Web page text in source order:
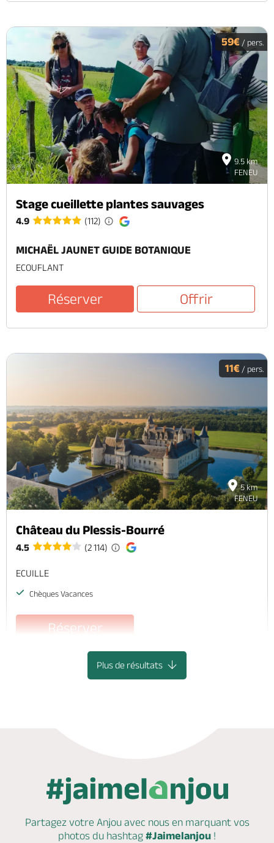
9.5 km
FENEU
59€ / pers.
Stage cueillette plantes sauvages
4.9 (112)
MICHAËL JAUNET GUIDE BOTANIQUE
ECOUFLANT
Réserver Offrir
5 km
FENEU
11€ / pers.
Château du Plessis-Bourré
4.5 (2 114)
ECUILLE
Chèques Vacances
Réserver
Plus de résultats
Partagez votre Anjou avec nous en marquantvos
photos du hashtag #Jaimelanjou !